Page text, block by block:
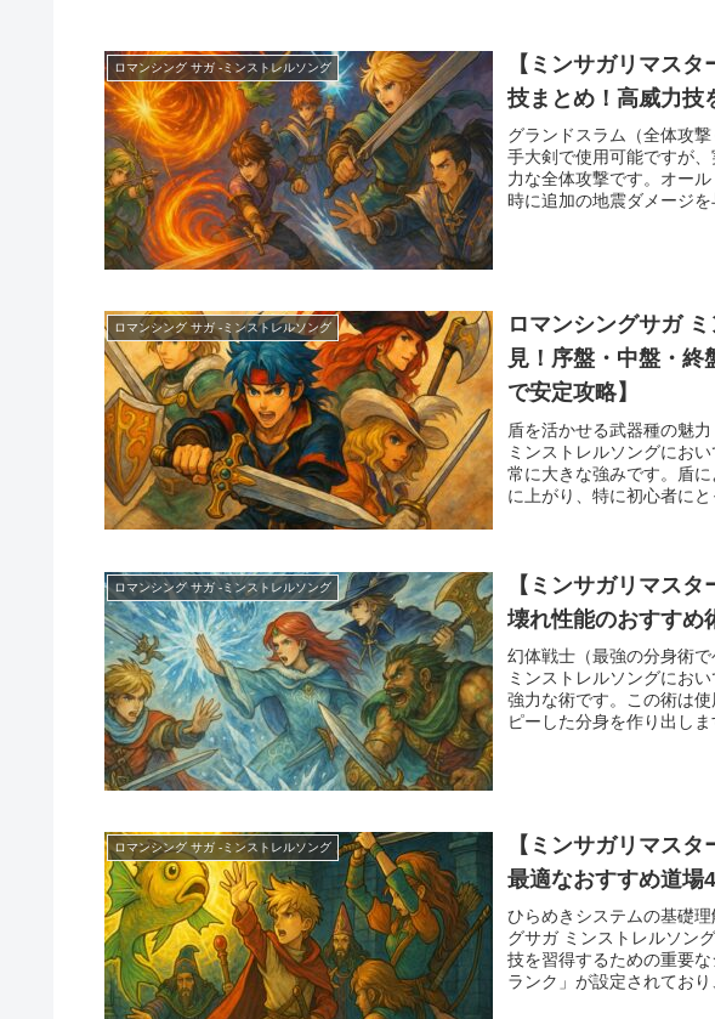
ロマンシング サガ -ミンストレルソング
【ミンサガリマス
技まとめ！高威力技
グランドスラム（全体攻
手大剣で使用可能ですが
力な全体攻撃です。オー
時に追加の地震ダメージ
ロマンシング サガ -ミンストレルソング
ロマンシングサガ
見！序盤・中盤・終
で安定攻略】
盾を活かせる武器種の魅
ミンストレルソングにお
常に大きな強みです。盾
に上がり、特に初心者に
ロマンシング サガ -ミンストレルソング
【ミンサガリマス
壊れ性能のおすすめ
幻体戦士（最強の分身術
ミンストレルソングにお
強力な術です。この術は
ピーした分身を作り出し
ロマンシング サガ -ミンストレルソング
【ミンサガリマス
最適なおすすめ道場
ひらめきシステムの基礎
グサガ ミンストレルソン
技を習得するための重要
ランク」が設定されてお